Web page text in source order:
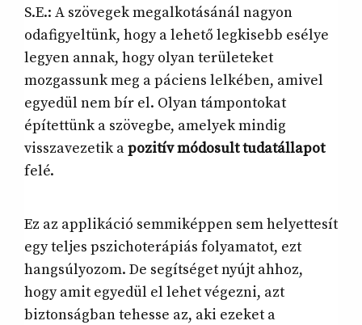
S.E.: A szövegek megalkotásánál nagyon
odafigyeltünk, hogy a lehető legkisebb esélye
legyen annak, hogy olyan területeket
mozgassunk meg a páciens lelkében, amivel
egyedül nem bír el. Olyan támpontokat
építettünk a szövegbe, amelyek mindig
visszavezetik apozitív módosult tudatállapot
felé.
Ez az applikáció semmiképpen sem helyettesít
egy teljes pszichoterápiás folyamatot, ezt
hangsúlyozom. De segítséget nyújt ahhoz,
hogy amit egyedül el lehet végezni, azt
biztonságban tehesse az, aki ezeket a